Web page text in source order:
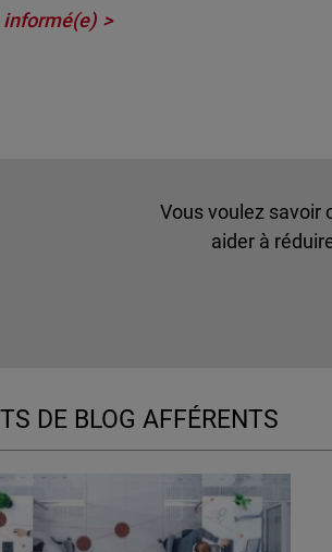
informé(e)
Vous voulez savoir
aider à
DE BLOG AFFÉRENTS